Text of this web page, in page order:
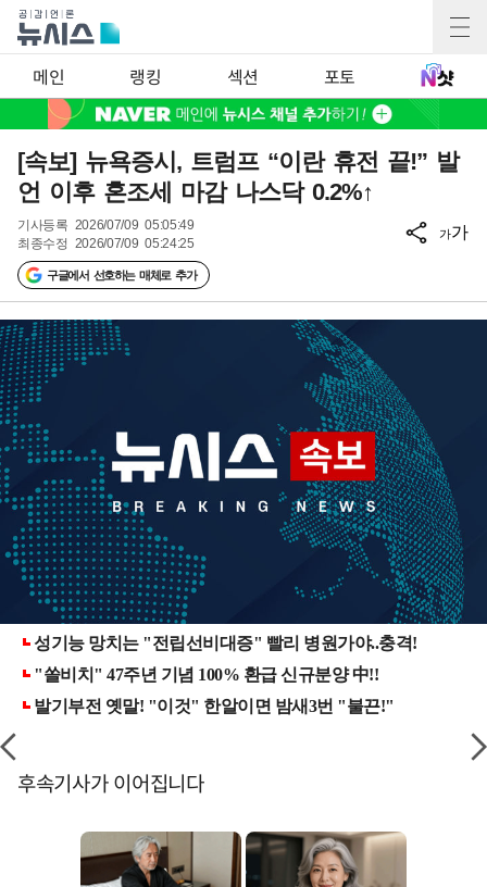
메인 랭킹 섹션 포토
[속보] 뉴욕증시, 트럼프 “이란 휴전 끝!” 발
언 이후 혼조세 마감 나스닥 0.2%↑
기사등록 2026/07/09 05:05:49
최종수정 2026/07/09 05:24:25
구글에서 선호하는 매체로 추가
가가
후속기사가 이어집니다